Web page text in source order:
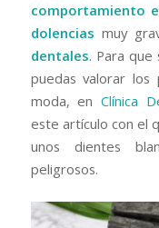
comportamiento
dolencias muy
dentales. Para
puedas valorar
moda, en Clínica
este artículo con el
unos dientes
peligrosos.